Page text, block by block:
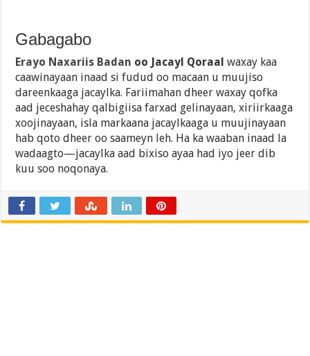
Gabagabo
Erayo Naxariis Badan oo Jacayl Qoraal waxay kaa
caawinayaan inaad si fudud oo macaan u muujiso
dareenkaaga jacaylka. Fariimahan dheer waxay qofka
aad jeceshahay qalbigiisa farxad gelinayaan, xiriirkaaga
xoojinayaan, isla markaana jacaylkaaga u muujinayaan
hab qoto dheer oo saameyn leh. Ha ka waaban inaad la
wadaagto—jacaylka aad bixiso ayaa had iyo jeer dib
kuu soo noqonaya.